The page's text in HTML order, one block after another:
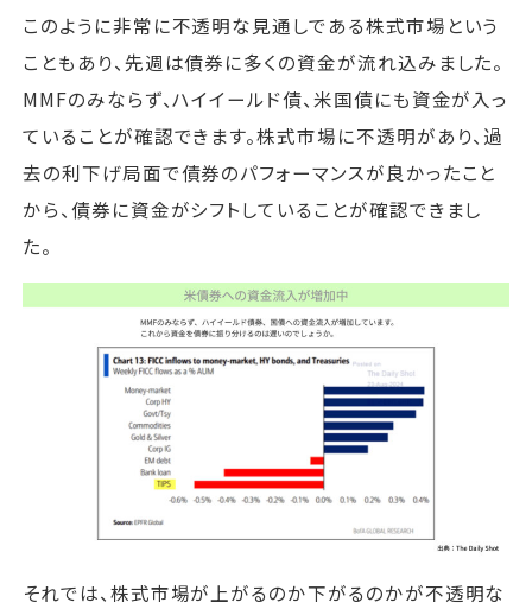
このように非常に不透明な見通しである株式市場という
こともあり、先週は債券に多くの資金が流れ込みました。
MMFのみならず、ハイイールド債、米国債にも資金が入っ
ていることが確認できます。株式市場に不透明があり、過
去の利下げ局面で債券のパフォーマンスが良かったこと
から、債券に資金がシフトしていることが確認できまし
た。
それでは、株式市場が上がるのか下がるのかが不透明な